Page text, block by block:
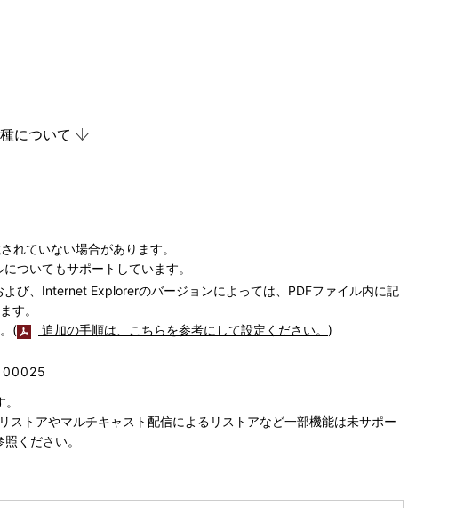
について
れていない場合があります。
ついてもサポートしています。
び、Internet Explorerのバージョンによっては、PDFファイル内に記
す。
(
追加の手順は、こちらを参考にして設定ください。 )
トアやマルチキャスト配信によるリストアなど一部機能は未サポー
ください。